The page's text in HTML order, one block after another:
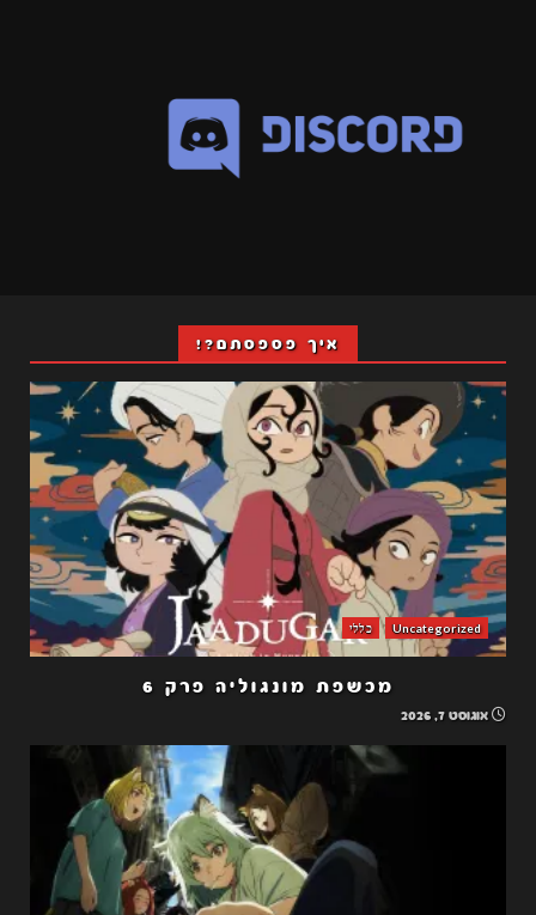
איך פספסתם?!
Uncategorized כללי
מכשפת מונגוליה פרק 6
אוגוסט 7, 2026